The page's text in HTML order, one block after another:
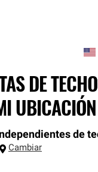
DE
UBICACIÓN
de
Cambiar